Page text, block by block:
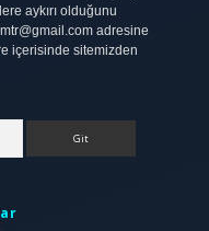
aykırı olduğunu
adresine
içerisinde sitemizden